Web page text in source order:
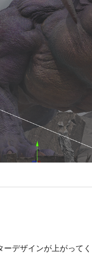
デザインが上がって